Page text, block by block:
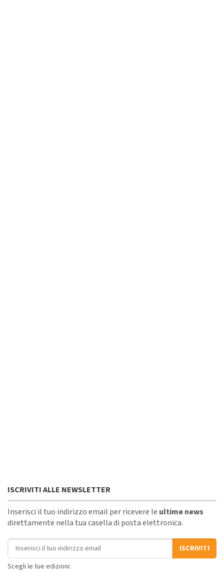
ISCRIVITI ALLE NEWSLETTER
Inserisci il tuo indirizzo email per ricevere le ultime news
direttamente nella tua casella di posta elettronica.
Indirizzo email
ISCRIVITI
Scegli le tue edizioni: